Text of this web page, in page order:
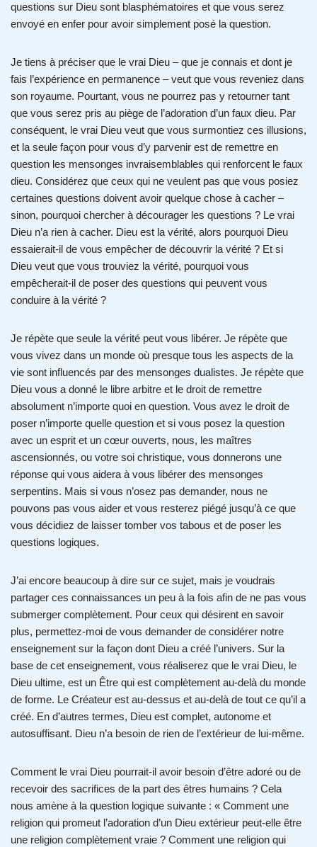
questions sur Dieu sont blasphématoires et que vous serez
envoyé en enfer pour avoir simplement posé la question.
Je tiens à préciser que le vrai Dieu – que je connais et dont je
fais l’expérience en permanence – veut que vous reveniez dans
son royaume. Pourtant, vous ne pourrez pas y retourner tant
que vous serez pris au piège de l’adoration d’un faux dieu. Par
conséquent, le vrai Dieu veut que vous surmontiez ces illusions,
et la seule façon pour vous d’y parvenir est de remettre en
question les mensonges invraisemblables qui renforcent le faux
dieu. Considérez que ceux qui ne veulent pas que vous posiez
certaines questions doivent avoir quelque chose à cacher –
sinon, pourquoi chercher à décourager les questions ? Le vrai
Dieu n’a rien à cacher. Dieu est la vérité, alors pourquoi Dieu
essaierait-il de vous empêcher de découvrir la vérité ? Et si
Dieu veut que vous trouviez la vérité, pourquoi vous
empêcherait-il de poser des questions qui peuvent vous
conduire à la vérité ?
Je répète que seule la vérité peut vous libérer. Je répète que
vous vivez dans un monde où presque tous les aspects de la
vie sont influencés par des mensonges dualistes. Je répète que
Dieu vous a donné le libre arbitre et le droit de remettre
absolument n’importe quoi en question. Vous avez le droit de
poser n’importe quelle question et si vous posez la question
avec un esprit et un cœur ouverts, nous, les maîtres
ascensionnés, ou votre soi christique, vous donnerons une
réponse qui vous aidera à vous libérer des mensonges
serpentins. Mais si vous n’osez pas demander, nous ne
pouvons pas vous aider et vous resterez piégé jusqu’à ce que
vous décidiez de laisser tomber vos tabous et de poser les
questions logiques.
J’ai encore beaucoup à dire sur ce sujet, mais je voudrais
partager ces connaissances un peu à la fois afin de ne pas vous
submerger complètement. Pour ceux qui désirent en savoir
plus, permettez-moi de vous demander de considérer notre
enseignement sur la façon dont Dieu a créé l’univers. Sur la
base de cet enseignement, vous réaliserez que le vrai Dieu, le
Dieu ultime, est un Être qui est complètement au-delà du monde
de forme. Le Créateur est au-dessus et au-delà de tout ce qu’il a
créé. En d’autres termes, Dieu est complet, autonome et
autosuffisant. Dieu n’a besoin de rien de l’extérieur de lui-même.
Comment le vrai Dieu pourrait-il avoir besoin d’être adoré ou de
recevoir des sacrifices de la part des êtres humains ? Cela
nous amène à la question logique suivante : « Comment une
religion qui promeut l’adoration d’un Dieu extérieur peut-elle être
une religion complètement vraie ? Comment une religion qui